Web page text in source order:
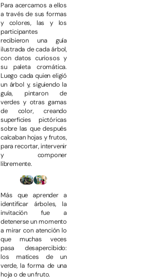
Para acercarnos a ellos
a través de sus formas
y colores, las y los
participantes
recibieron una guía
ilustrada de cada árbol,
con datos curiosos y
su paleta cromática.
Luego cada quien eligió
un árbol y, siguiendo la
guía, pintaron de
verdes y otras gamas
de color, creando
superficies pictóricas
sobre las que después
calcaban hojas y frutos,
para recortar, intervenir
y componer
libremente.
Más que aprender a
identificar árboles, la
invitación fue a
detenerse un momento
a mirar con atención lo
que muchas veces
pasa desapercibido:
los matices de un
verde, la forma de una
hoja o de un fruto.